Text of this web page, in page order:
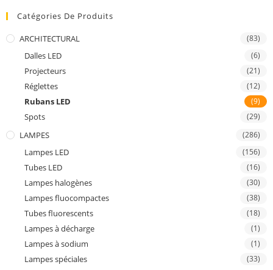
Catégories De Produits
ARCHITECTURAL (83)
Dalles LED (6)
Projecteurs (21)
Réglettes (12)
Rubans LED (9)
Spots (29)
LAMPES (286)
Lampes LED (156)
Tubes LED (16)
Lampes halogènes (30)
Lampes fluocompactes (38)
Tubes fluorescents (18)
Lampes à décharge (1)
Lampes à sodium (1)
Lampes spéciales (33)